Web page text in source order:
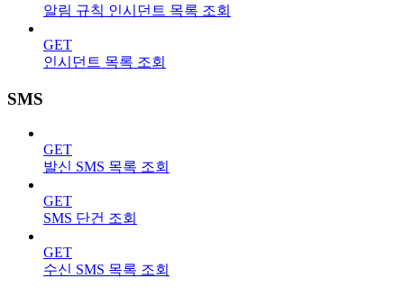
알림 규칙 인시던트 목록 조회
GET
인시던트 목록 조회
SMS
GET
발신 SMS 목록 조회
GET
SMS 단건 조회
GET
수신 SMS 목록 조회